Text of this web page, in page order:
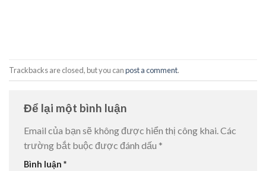
Trackbacks are closed, but you canpost a comment.
Để lại một bình luận
Email của bạn sẽ không được hiển thị công khai.Các
trường bắt buộc được đánh dấu *
Bình luận *